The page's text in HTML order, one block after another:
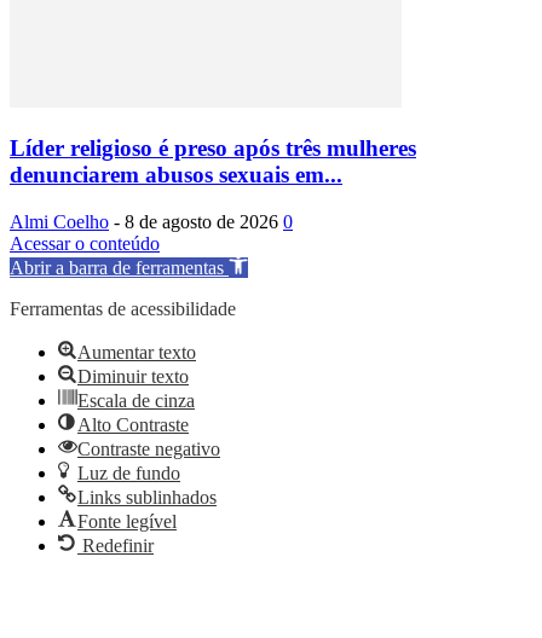
Líder religioso é preso após três mulheres
denunciarem abusos sexuais em...
Almi Coelho - 8 de agosto de 2026 0
Acessar o conteúdo
Abrir a barra de ferramentas
Ferramentas de acessibilidade
Aumentar texto
Diminuir texto
Escala de cinza
Alto Contraste
Contraste negativo
Luz de fundo
Links sublinhados
Fonte legível
Redefinir